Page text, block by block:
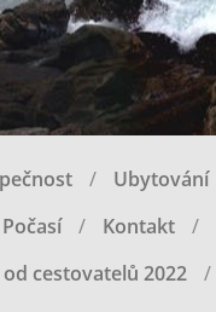
Ubytování
Počasí Kontakt
cestovatelů 2022